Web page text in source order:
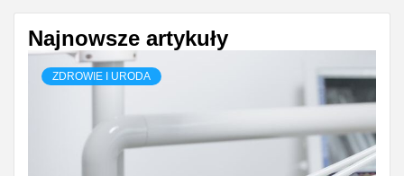
Najnowsze artykuły
ZDROWIE I URODA